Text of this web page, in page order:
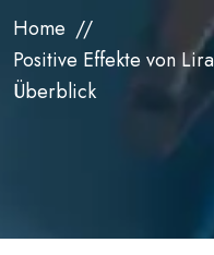
Home
Positive Effekte von
Überblick